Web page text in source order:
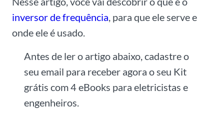
inversor de frequência, para que ele serve e
onde ele é usado.
Antes de ler o artigo abaixo, cadastre o
seu email para receber agora o seu Kit
grátis com 4 eBooks para eletricistas e
engenheiros.